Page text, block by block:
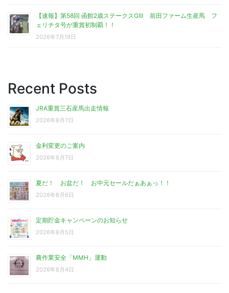
【速報】第58回 函館2歳ステークスGⅢ 前田ファーム生産馬 フ
ェリチタ号が重賞初制覇！！
2026年7月19日
Recent Posts
JRA重賞三石産馬出走情報
2026年8月7日
金利変更のご案内
2026年8月7日
夏だ！ お盆だ！ お中元セールだぁあぁっ！！
2026年8月6日
定期貯金キャンペーンのお知らせ
2026年8月5日
農作業安全「MMH」運動
2026年8月4日